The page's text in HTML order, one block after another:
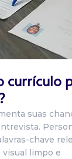
currículo
suas
chave
limpo e